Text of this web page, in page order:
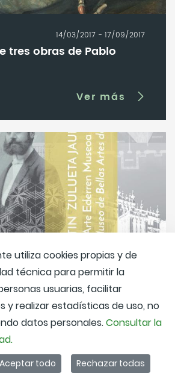
14/03/2017 - 17/09/2017
tres obras de Pablo
Ver más
Zulueta. De
a Museo de Bellas
utiliza cookies propias y de
técnica para permitir la
usuarias, facilitar
y realizar estadísticas de uso, no
datos personales.Consultar la
Aceptar todo Rechazar todas